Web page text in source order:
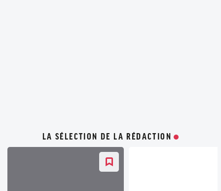
LA SÉLECTION DE LA RÉDACTION